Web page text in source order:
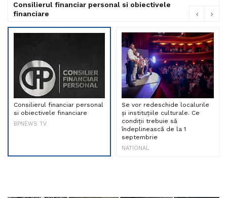
Consilierul financiar personal si obiectivele
financiare
Consilierul financiar personal
si obiectivele financiare
BPNEWS TV
Se vor redeschide localurile
și instituțiile culturale. Ce
condiții trebuie să
îndeplinească de la 1
septembrie
NATIONAL